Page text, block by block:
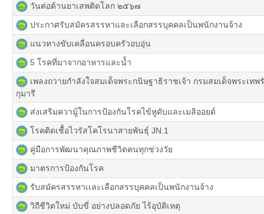
วันต่อต้านยาเสพติดโลก ๒๕๖๗
ประกาศรับสมัครสรรหาและเลือกสรรบุคคลเป็นพนักงานจ้าง
แนวทางขับเคลื่อนครอบครัวอบอุ่น
5 โรคที่มาจากอาหารและน้ำ
เพลงถวายกำลังใจสมเด็จพระกนิษฐาธิราชเจ้า กรมสมเด็จพระเ
กุมารี
ส่งเสริมความู้ในการป้องกันโรคไข้หูดับและเมลิออยด์
โรคติดเชื้อไวรัสโคโรนาสายพันธุ์ JN.1
คู่มือการพัฒนาคุณภาพชีวิตคนทุกช่วงวัย
มาตรการป้องกันโรค
รับสมัครสรรหาเเละเลือกสรรบุคคลเป็นพนักงานจ้าง
วิถีชีวิตใหม่ บับขี่ อย่างปลอดภัย ไร้อุบัติเหตุ